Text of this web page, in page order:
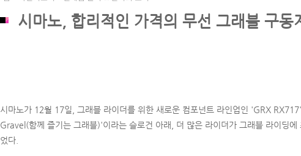
시마노, 합리적인 가격의 무선 그래블 구
시마노가 12월 17일, 그래블 라이더를 위한 새로운 컴포넌트 라인업인 'GRX
Gravel(함께 즐기는 그래블)'이라는 슬로건 아래, 더 많은 라이더가 그래블 라이딩에
었다.